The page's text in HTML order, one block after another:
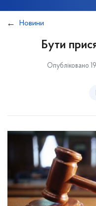
Новини
Бути
Опубліковано